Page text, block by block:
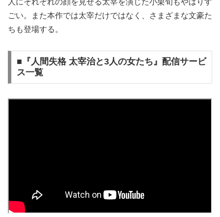
ごい。また本作では太宰だけではなく、さまざまな文豪た
ちも登場する。
■『人間失格 太宰治と3人の女たち』配信サービ
ス一覧